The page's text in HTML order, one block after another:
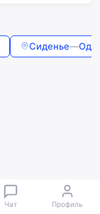
Сиденье—
Чат Профиль